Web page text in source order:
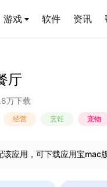
游戏 软件 资讯
厅
万下载
经营 烹饪 宠物
应用，可下载应用宝mac